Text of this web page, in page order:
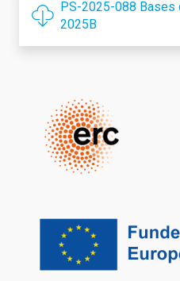
PS-2025-088 Bases
2025B